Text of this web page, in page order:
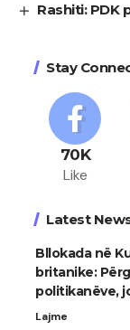
Rashiti: PDK
Stay
70K
Like
Latest
Bllokada në
britanike:
politikanëve,
Lajme